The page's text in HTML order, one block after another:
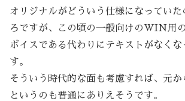
オリジナルがどういう仕様になっていた
ろですが、この頃の一般向けのWIN用
ボイスである代わりにテキストがなくな
す。
そういう時代的な面も考慮すれば、元か
というのも普通にありえそうです。